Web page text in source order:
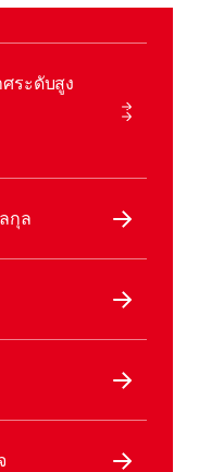
ระดับสูง
กุล